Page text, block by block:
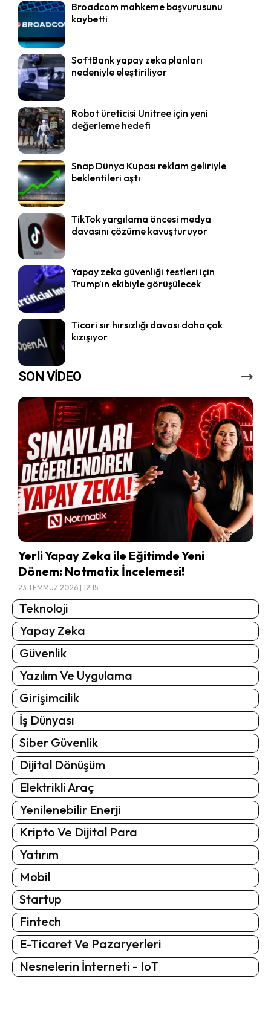
Broadcom mahkeme başvurusunu
kaybetti
SoftBank yapay zeka planları
nedeniyle eleştiriliyor
Robot üreticisi Unitree için yeni
değerleme hedefi
Snap Dünya Kupası reklam geliriyle
beklentileri aştı
TikTok yargılama öncesi medya
davasını çözüme kavuşturuyor
Yapay zeka güvenliği testleri için
Trump’ın ekibiyle görüşülecek
Ticari sır hırsızlığı davası daha çok
kızışıyor
SON VİDEO
Yerli Yapay Zeka ile Eğitimde Yeni
Dönem: Notmatix İncelemesi!
23 TEMMUZ 2026 | 12:15
Teknoloji
Yapay Zeka
Güvenlik
Yazılım Ve Uygulama
Girişimcilik
İş Dünyası
Siber Güvenlik
Dijital Dönüşüm
Elektrikli Araç
Yenilenebilir Enerji
Kripto Ve Dijital Para
Yatırım
Mobil
Startup
Fintech
E-Ticaret Ve Pazaryerleri
Nesnelerin İnterneti - IoT